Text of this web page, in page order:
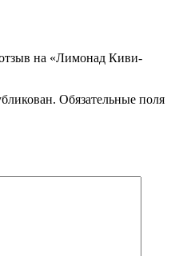
на «Лимонад Киви-
Обязательные поля